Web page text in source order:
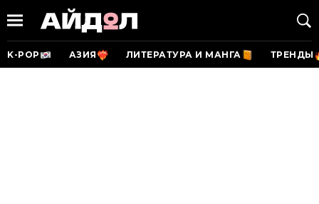
K-POP АЗИЯ ЛИТЕРАТУРА И МАНГА ТРЕНДЫ